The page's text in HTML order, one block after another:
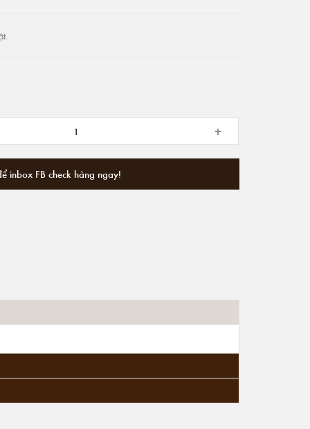
+
inbox FB check hàng ngay!